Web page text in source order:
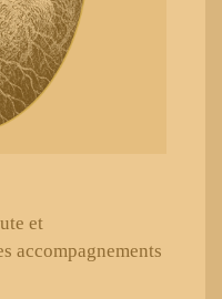
et
accompagnements